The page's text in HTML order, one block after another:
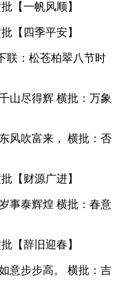
【一帆风顺】
【四季平安】
联：松苍柏翠八节时
山尽得辉 横批：万象
风吹富来， 横批：否
【财源广进】
事泰辉煌 横批：春意
【辞旧迎春】
意步步高。 横批：吉